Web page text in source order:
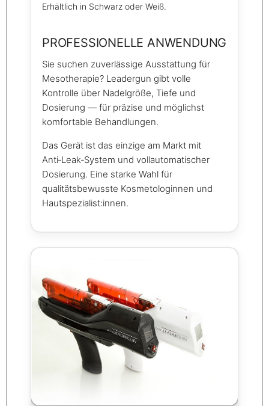
Erhältlich in Schwarz oder Weiß.
PROFESSIONELLE ANWENDUNG
Sie suchen zuverlässige Ausstattung für
Mesotherapie? Leadergun gibt volle
Kontrolle über Nadelgröße, Tiefe und
Dosierung — für präzise und möglichst
komfortable Behandlungen.
Das Gerät ist das einzige am Markt mit
Anti‑Leak‑System und vollautomatischer
Dosierung. Eine starke Wahl für
qualitätsbewusste Kosmetologinnen und
Hautspezialist:innen.